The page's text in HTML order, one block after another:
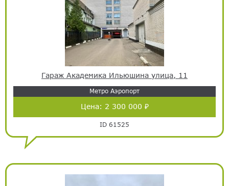
Гараж Академика Ильюшина улица, 11
Метро Аэропорт
Цена: 2 300 000 ₽
ID 61525